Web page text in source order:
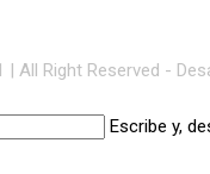
All Right Reserved -
Escribe y,